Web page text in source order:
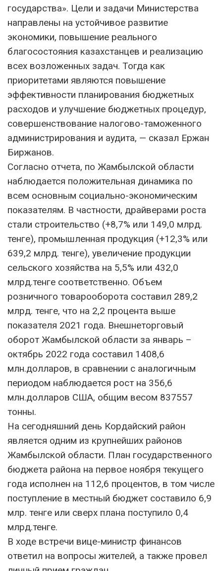
государства». Цели и задачи Министерства
направлены на устойчивое развитие
экономики, повышение реального
благосостояния казахстанцев и реализацию
всех возложенных задач. Тогда как
приоритетами являются повышение
эффективности планирования бюджетных
расходов и улучшение бюджетных процедур,
совершенствование налогово-таможенного
администрирования и аудита, — сказал Ержан
Биржанов.
Согласно отчета, по Жамбылской области
наблюдается положительная динамика по
всем основным социально-экономическим
показателям. В частности, драйверами роста
стали строительство (+8,7% или 149,0 млрд.
тенге), промышленная продукция (+12,3% или
639,2 млрд. тенге), увеличение продукции
сельского хозяйства на 5,5% или 432,0
млрд.тенге соответственно. Объем
розничного товарооборота составил 289,2
млрд. тенге, что на 2,2 процента выше
показателя 2021 года. Внешнеторговый
оборот Жамбылской области за январь –
октябрь 2022 года составил 1408,6
млн.долларов, в сравнении с аналогичным
периодом наблюдается рост на 356,6
млн.долларов США, общим весом 837557
тонны.
На сегодняшний день Кордайский район
является одним из крупнейших районов
Жамбылской области. План государственного
бюджета района на первое ноября текущего
года исполнен на 112,6 процентов, в том числе
поступление в местный бюджет составило 6,9
млр. тенге или сверх плана поступило 0,4
млрд.тенге.
В ходе встречи вице-министр финансов
ответил на вопросы жителей, а также провел